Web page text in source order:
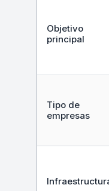
Objetivo
principal
Tipo de
empresas